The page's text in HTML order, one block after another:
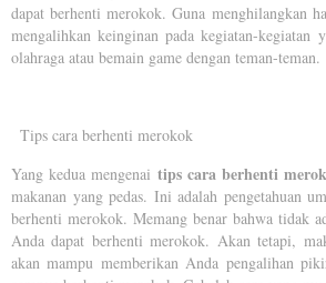
dapat berhenti merokok. Guna menghilangkan
mengalihkan keinginan pada kegiatan-kegiatan
olahraga atau bemain game dengan teman-teman.
Tips cara berhenti merokok
Yang kedua mengenai tips cara berhenti
makanan yang pedas. Ini adalah pengetahuan
berhenti merokok. Memang benar bahwa tidak
Anda dapat berhenti merokok. Akan tetapi,
akan mampu memberikan Anda pengalihan